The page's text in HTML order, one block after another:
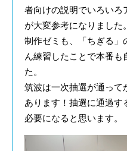
者向けの説明でいろいろ
が大変参考になりました。
制作ゼミも、「ちぎる」
ん練習したことで本番も
た。
筑波は一次抽選が通って
あります！抽選に通過
必要になると思います。